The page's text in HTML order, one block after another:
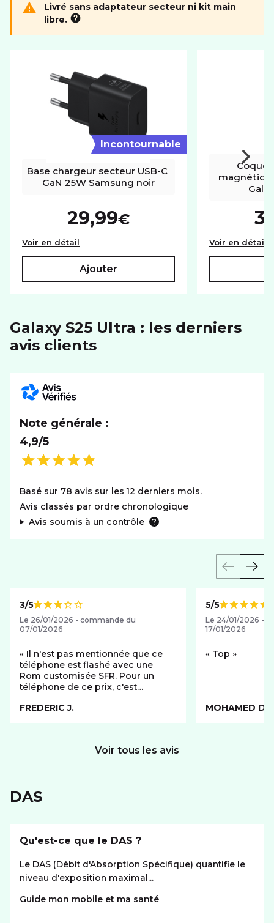
Résolution
CONNECTIVITÉ
Format carte SIM
eSIM
MÉMOIRE
512Go
Port carte mémoire
Non
PHOTO ET VIDÉO
BATTERIE
RÉSEAU
Réseaux
Système
Livré sans adaptateur secteur ni kit main
libre.
Incontournable
Base chargeur secteur USB-C
GaN 25W Samsung noir
29,99€
Voir en détail Base chargeur secteur USB-C GaN 25W
ajouter
Coque
Voir en détail
Galaxy S25 Ultra : les derniers
avis clients
Note générale :
4,9/5
Basé sur 78 avis sur les 12 derniers mois.
Avis classés par ordre chronologique
Avis soumis à un contrôle
Note de
3/5
Le 26/01/2026 - commande du
07/01/2026
Il n'est pas mentionnée que ce
téléphone est flashé avec une
Rom customisée SFR. Pour un
téléphone de ce prix, c'est
vous ces customisations inutiles ?
aussi renvoyer la carte SIM (est-ce
légal ?), donc perdre son numéro
et se retrouver priver de téléphone
déloyale. Après, concrètement, le
FREDERIC J.
Note de
5/5
Le 24/01/2026 -
17/01/2026
Top
MOHAMED
Voir tous les avis
DAS
Qu'est-ce que le DAS ?
Le DAS (Débit d'Absorption Spécifique) quantifie le
niveau d'exposition maximal...
Guide mon mobile et ma santé